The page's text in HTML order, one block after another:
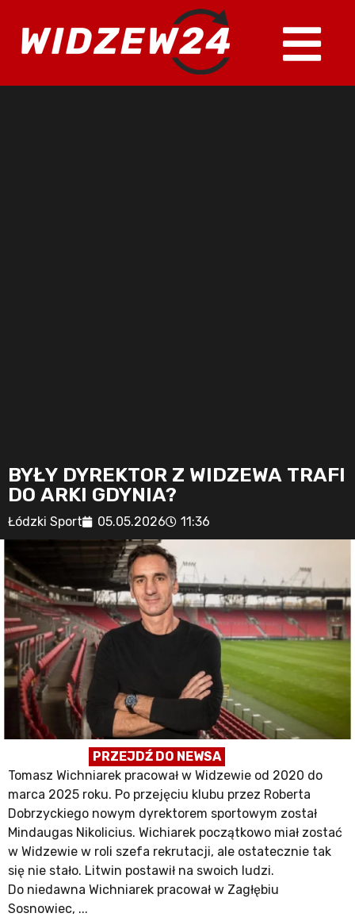
BYŁY DYREKTOR Z WIDZEWA TRAFI
DO ARKI GDYNIA?
Łódzki Sport 05.05.2026 11:36
PRZEJDŹ DO NEWSA
Tomasz Wichniarek pracował w Widzewie od 2020 do
marca 2025 roku. Po przejęciu klubu przez Roberta
Dobrzyckiego nowym dyrektorem sportowym został
Mindaugas Nikolicius. Wichiarek początkowo miał zostać
w Widzewie w roli szefa rekrutacji, ale ostatecznie tak
się nie stało. Litwin postawił na swoich ludzi.
Do niedawna Wichniarek pracował w Zagłębiu
Sosnowiec, ...